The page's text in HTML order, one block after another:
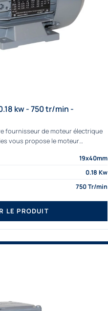
kw - 750 tr/min -
fournisseur de moteur électrique
vous propose le moteur
19x40mm
0.18 Kw
750 Tr/min
LE PRODUIT